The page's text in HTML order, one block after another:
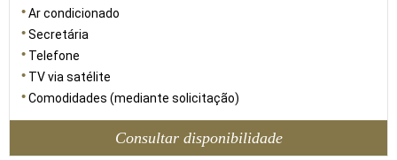
Ar condicionado
Secretária
Telefone
TV via satélite
Comodidades (mediante solicitação)
Consultar disponibilidade